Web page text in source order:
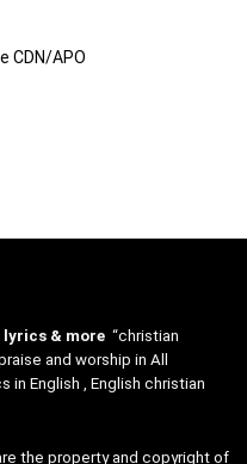
CDN/APO
lyrics & more “christian
and worship in All
in English , English christian
the property and copyright of